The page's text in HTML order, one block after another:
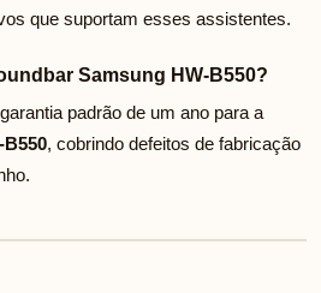
que suportam esses assistentes.
Samsung HW-B550?
padrão de um ano para a
, cobrindo defeitos de fabricação